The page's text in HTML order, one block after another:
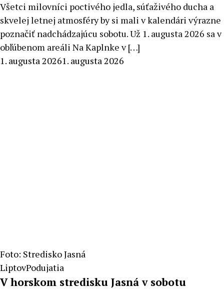
Všetci milovníci poctivého jedla, súťaživého ducha a
skvelej letnej atmosféry by si mali v kalendári výrazne
poznačiť nadchádzajúcu sobotu. Už 1. augusta 2026 sa v
obľúbenom areáli Na Kaplnke v […]
By
1. augusta 20261. augusta 2026
Foto: Stredisko Jasná
LiptovPodujatia
V horskom stredisku Jasná v sobotu